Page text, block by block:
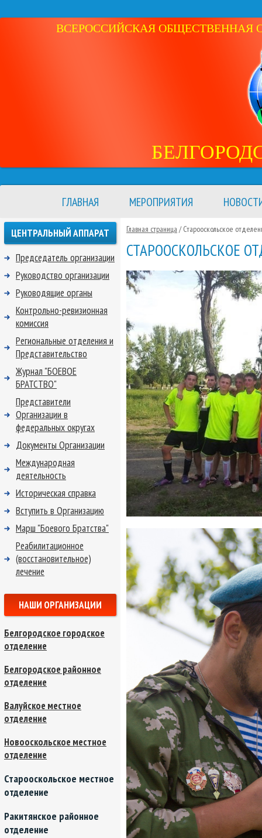
ВСЕРОССИЙСКАЯ ОБЩЕСТВЕННАЯ
ГЛАВНАЯ МЕРОПРИЯТИЯ
Главная страница / Старооскольское
СТАРООСКОЛЬСКОЕ
ЦЕНТРАЛЬНЫЙ АППАРАТ
Председатель организации
Руководство организации
Руководящие органы
Контрольно-ревизионная
комиссия
Региональные отделения и
Представительство
Журнал "БОЕВОЕ
БРАТСТВО"
Представители
Организации в
федеральных округах
Документы Организации
Международная
деятельность
Историческая справка
Вступить в Организацию
Марш "Боевого Братства"
Реабилитационное
(восстановительное)
лечение
НАШИ ОРГАНИЗАЦИИ
Белгородское городское
отделение
Белгородское районное
отделение
Валуйское местное
отделение
Новооскольское местное
отделение
Старооскольское местное
отделение
Ракитянское районное
отделение